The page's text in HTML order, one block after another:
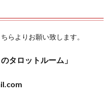
らよりお願い致します。
タロットルーム」